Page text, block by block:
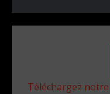
Téléchargez